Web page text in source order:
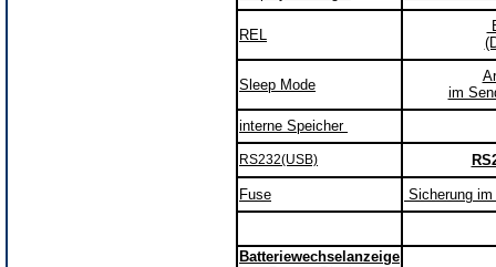
REL
Sleep Mode
im
interne Speicher
RS232(USB)
Fuse Sicherung
Batteriewechselanzeige